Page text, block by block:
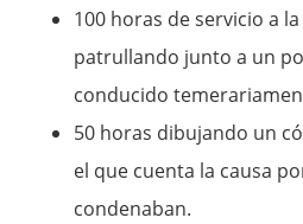
100 horas de servicio a
patrullando junto a un
conducido
50 horas dibujando un
el que cuenta la causa
condenaban.